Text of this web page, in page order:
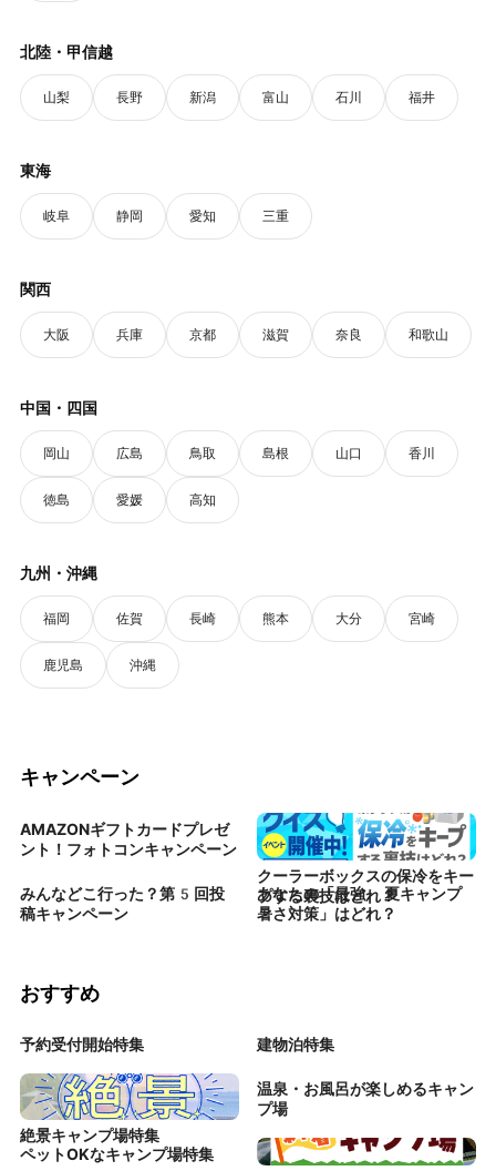
北陸・甲信越
山梨 長野 新潟 富山 石川 福井
東海
岐阜 静岡 愛知 三重
関西
大阪 兵庫 京都 滋賀 奈良 和歌山
中国・四国
岡山 広島 鳥取 島根 山口 香川
徳島 愛媛 高知
九州・沖縄
福岡 佐賀 長崎 熊本 大分 宮崎
鹿児島 沖縄
キャンペーン
AMAZONギフトカードプレゼ
ント！フォトコンキャンペーン
クーラーボックスの保冷をキー
プする裏技はどれ？
みんなどこ行った？第5回投
稿キャンペーン
あなたの「最強 夏キャンプ
暑さ対策」はどれ？
おすすめ
予約受付開始特集 建物泊特集
絶景キャンプ場特集
温泉・お風呂が楽しめるキャン
プ場
ペットOKなキャンプ場特集